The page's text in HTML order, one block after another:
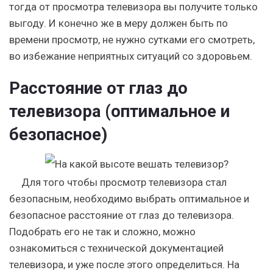
тогда от просмотра телевизора вы получите только
выгоду. И конечно же в меру должен быть по
времени просмотр, не нужно сутками его смотреть,
во избежание неприятных ситуаций со здоровьем.
Расстояние от глаз до
телевизора (оптимальное и
безопасное)
Для того чтобы просмотр телевизора стал
безопасным, необходимо выбрать оптимальное и
безопасное расстояние от глаз до телевизора.
Подобрать его не так и сложно, можно
ознакомиться с технической документацией
телевизора, и уже после этого определиться. На